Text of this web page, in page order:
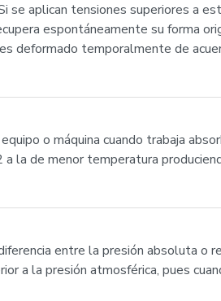
se aplican tensiones superiores a
espontáneamente su forma
deformado temporalmente de
o máquina cuando trabaja
la de menor temperatura
entre la presión absoluta o
a la presión atmosférica, pues